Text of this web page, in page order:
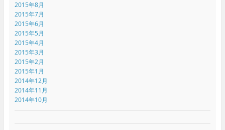
2015年8月
2015年7月
2015年6月
2015年5月
2015年4月
2015年3月
2015年2月
2015年1月
2014年12月
2014年11月
2014年10月